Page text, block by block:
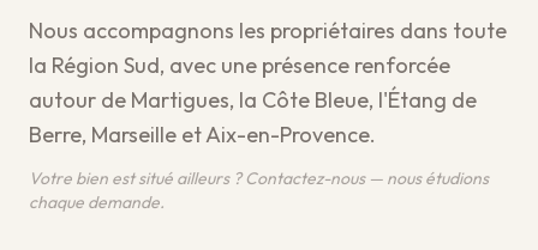
Nous accompagnons les propriétaires dans toute
la Région Sud, avec une présence renforcée
autour de Martigues, la Côte Bleue, l'Étang de
Berre, Marseille et Aix-en-Provence.
Votre bien est situé ailleurs ? Contactez-nous — nous étudions
chaque demande.